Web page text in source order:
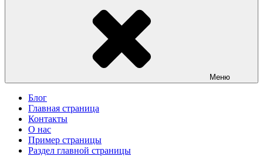
Меню
Блог
Главная страница
Контакты
О нас
Пример страницы
Раздел главной страницы